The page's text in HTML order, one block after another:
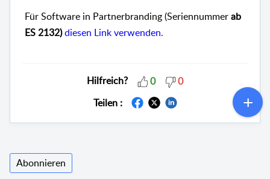
Für Software in Partnerbranding (Seriennummerab
ES 2132)diesen Link verwenden.
Hilfreich? 0
0
Teilen :
Abonnieren